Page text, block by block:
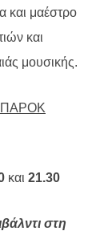
και μαέστρο
και
μουσικής.
και 21.30
στη